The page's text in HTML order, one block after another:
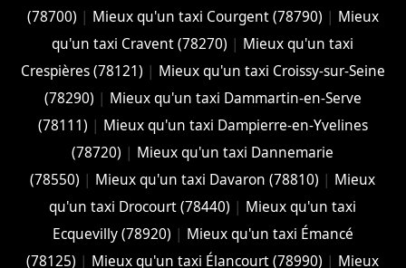
(78700) | Mieux qu'un taxi Courgent (78790) | Mieux
qu'un taxi Cravent (78270) | Mieux qu'un taxi
Crespières (78121) | Mieux qu'un taxi Croissy-sur-Seine
(78290) | Mieux qu'un taxi Dammartin-en-Serve
(78111) | Mieux qu'un taxi Dampierre-en-Yvelines
(78720) | Mieux qu'un taxi Dannemarie
(78550) | Mieux qu'un taxi Davaron (78810) | Mieux
qu'un taxi Drocourt (78440) | Mieux qu'un taxi
Ecquevilly (78920) | Mieux qu'un taxi Émancé
(78125) | Mieux qu'un taxi Élancourt (78990) | Mieux